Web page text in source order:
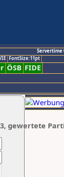
Servertime
FontSize:11pt
ÖSB FIDE
gewertete